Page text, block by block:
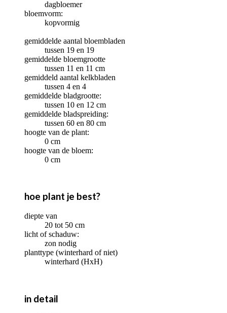
dagbloemer
bloemvorm:
kopvormig
gemiddelde aantal bloembladen
tussen 19 en 19
gemiddelde bloemgrootte
tussen 11 en 11 cm
gemiddeld aantal kelkbladen
tussen 4 en 4
gemiddelde bladgrootte:
tussen 10 en 12 cm
gemiddelde bladspreiding:
tussen 60 en 80 cm
hoogte van de plant:
0 cm
hoogte van de bloem:
0 cm
hoe plant je best?
diepte van
20 tot 50 cm
licht of schaduw:
zon nodig
planttype (winterhard of niet)
winterhard (HxH)
in detail